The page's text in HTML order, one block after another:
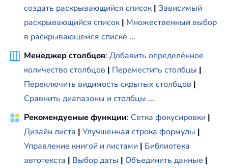
создать раскрывающийся список | Зависимый
раскрывающийся список | Множественный выбор
в раскрывающемся списке ...
Менеджер столбцов: Добавить определённое
количество столбцов | Переместить столбцы |
Переключить видимость скрытых столбцов |
Сравнить диапазоны и столбцы ...
Рекомендуемые функции: Сетка фокусировки |
Дизайн листа | Улучшенная строка формулы |
Управление книгой и листами | Библиотека
автотекста | Выбор даты | Объединить данные |